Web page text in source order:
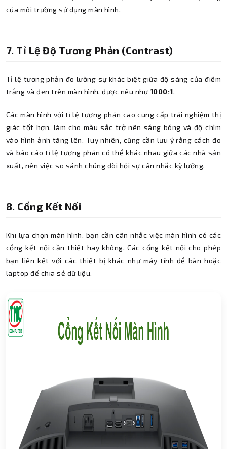
của môi trường sử dụng màn hình.
7. Tỉ Lệ Độ Tương Phản (Contrast)
Tỉ lệ tương phản đo lường sự khác biệt giữa độ sáng của điểm
trắng và đen trên màn hình, được nêu như1000:1.
Các màn hình với tỉ lệ tương phản cao cung cấp trải nghiệm thị
giác tốt hơn, làm cho màu sắc trở nên sáng bóng và độ chìm
vào hình ảnh tăng lên. Tuy nhiên, cũng cần lưu ý rằng cách đo
và báo cáo tỉ lệ tương phản có thể khác nhau giữa các nhà sản
xuất, nên việc so sánh chúng đòi hỏi sự cân nhắc kỹ lưỡng.
8. Cổng Kết Nối
Khi lựa chọn màn hình, bạn cần cân nhắc việc màn hình có các
cổng kết nối cần thiết hay không. Các cổng kết nối cho phép
bạn liên kết với các thiết bị khác như máy tính để bàn hoặc
laptop để chia sẻ dữ liệu.